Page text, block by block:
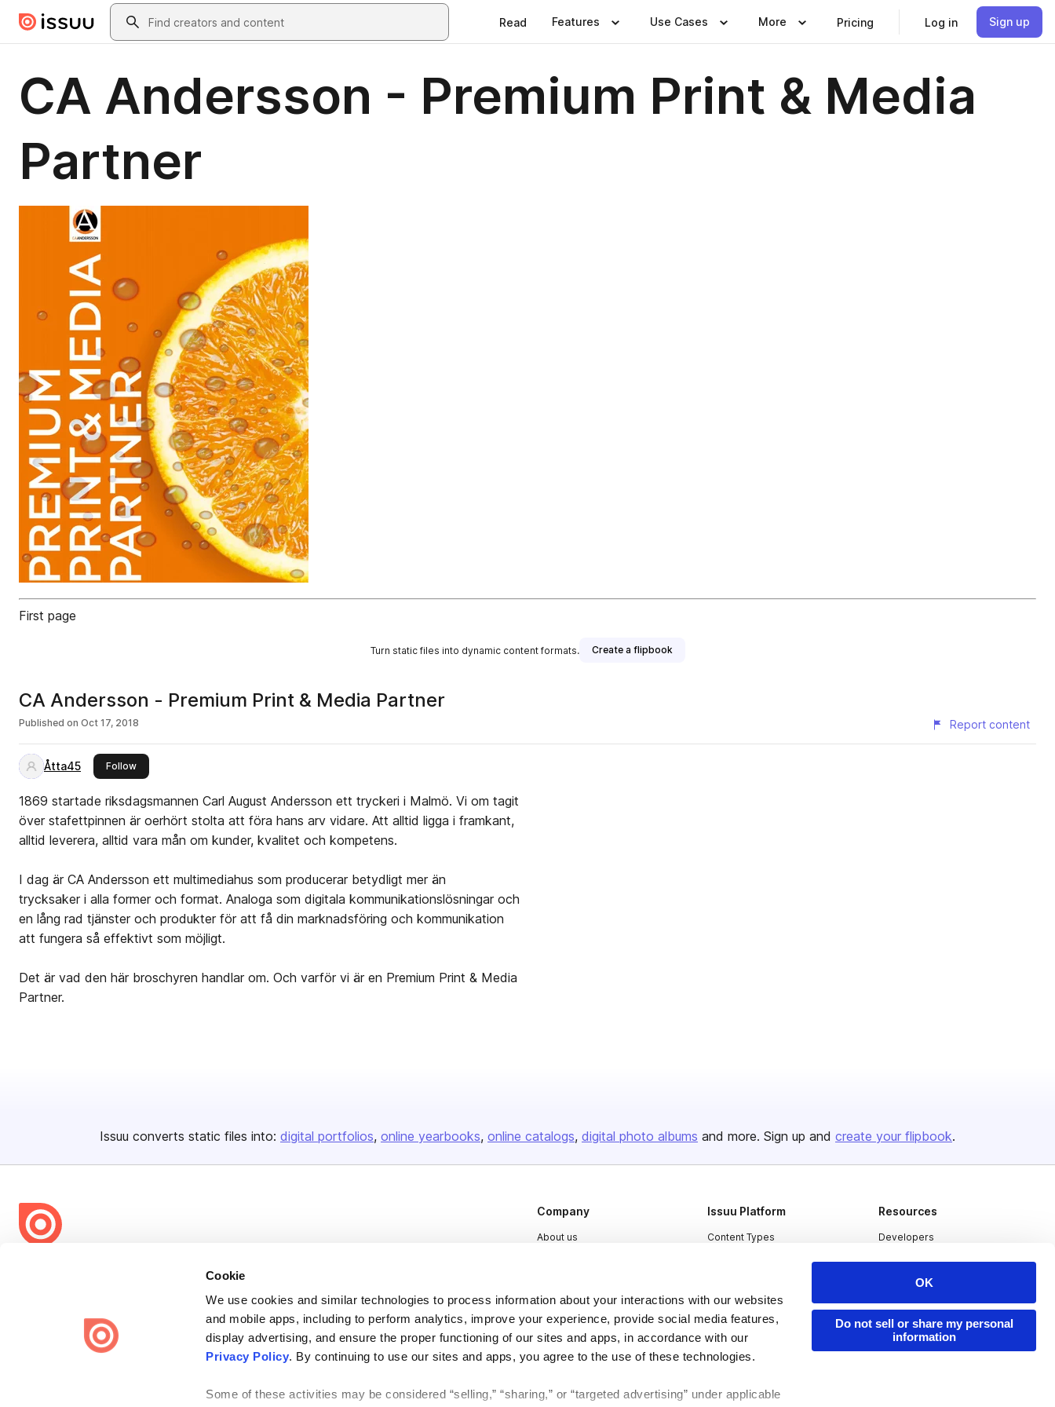
Cookie
We use cookies and similar technologies to process information about your interactions with our websites
and mobile apps, including to perform analytics, improve your experience, provide social media features,
display advertising, and ensure the proper functioning of our sites and apps, in accordance with our
Privacy Policy. By continuing to use our sites and apps, you agree to the use of these technologies.
Some of these activities may be considered “selling,” “sharing,” or “targeted advertising” under applicable
OK
Do not sell or share my personal
information
Skip to main contentSearch
Read Features Use Cases More Pricing Log in Sign up
CA Andersson - Premium Print & Media
Partner
First page
Turn static files into dynamic content formats. Create a flipbook
CA Andersson - Premium Print & Media Partner
Published on Oct 17, 2018 Report content
Åtta45 Followthis publisher
1869 startade riksdagsmannen Carl August Andersson ett tryckeri i Malmö. Vi om tagit
över stafettpinnen är oerhört stolta att föra hans arv vidare. Att alltid ligga i framkant,
alltid leverera, alltid vara mån om kunder, kvalitet och kompetens.
I dag är CA Andersson ett multimediahus som producerar betydligt mer än
trycksaker i alla former och format. Analoga som digitala kommunikationslösningar och
en lång rad tjänster och produkter för att få din marknadsföring och kommunikation
att fungera så effektivt som möjligt.
Det är vad den här broschyren handlar om. Och varför vi är en Premium Print & Media
Partner.
Issuu converts static files into: digital portfolios online yearbooks online catalogs digital photo albums and more. Sign up and create your flipbook.
share everywhere.
Issuu turns PDFs and other files into interactive flipbooks and
engaging content for every channel.
Company
About us
Press
Contact
Issuu Platform
Content Types
Industries
Resources
Developers
Publisher Directory
Redeem Code